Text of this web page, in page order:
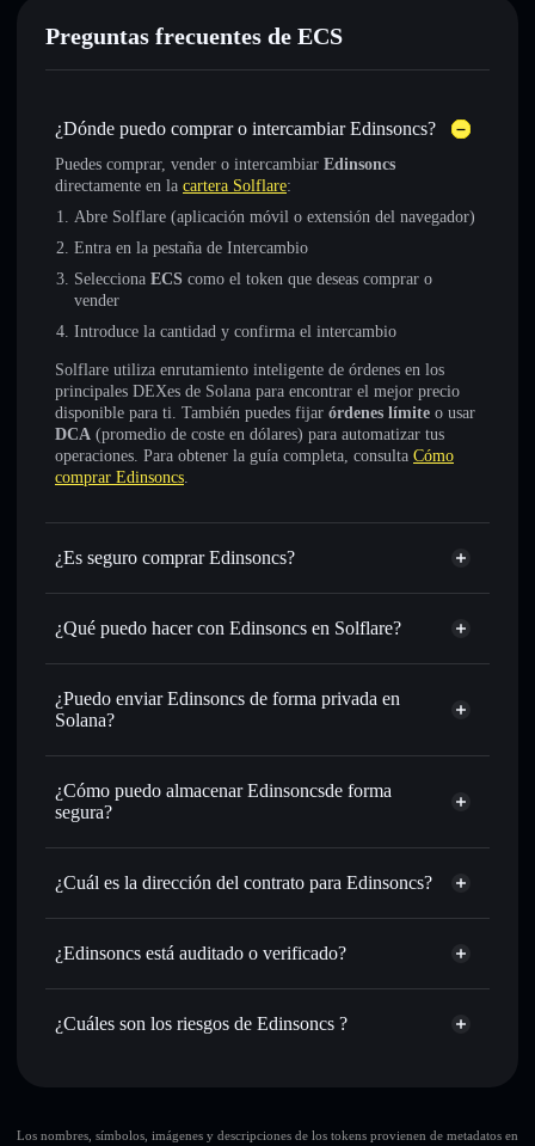
Preguntas frecuentes de ECS
¿Dónde puedo comprar o intercambiar Edinsoncs?
Puedes comprar, vender o intercambiar Edinsoncs
directamente en la cartera Solflare:
Abre Solflare (aplicación móvil o extensión del navegador)
Entra en la pestaña de Intercambio
Selecciona ECS como el token que deseas comprar o
vender
Introduce la cantidad y confirma el intercambio
Solflare utiliza enrutamiento inteligente de órdenes en los
principales DEXes de Solana para encontrar el mejor precio
disponible para ti. También puedes fijar órdenes límite o usar
DCA (promedio de coste en dólares) para automatizar tus
operaciones. Para obtener la guía completa, consulta Cómo
comprar Edinsoncs.
¿Es seguro comprar Edinsoncs?
Edinsoncs no está verificado
¿Qué puedo hacer con Edinsoncs en Solflare?
Edinsoncs
cartera de Solflare
Intercambiar al instante : operar con ECS para SOL,
USDC o miles de otros tokens de Solana con enrutamiento
tu precio objetivo para ECS
Utilizar DCA
largo del tiempo
Enviar de forma privada
: transferir ECS sin vincular
públicamente las carteras usando el agregador de privacidad
integrado de Solflare
Hacer un seguimiento en tiempo real: monitorizar el
ECS
Holdear de forma segura : almacenar ECS en una cartera
¿Puedo enviar Edinsoncs de forma privada en
Solana?
agregador de privacidad
Edinsoncs
¿Cómo puedo almacenar Edinsoncsde forma
segura?
Edinsoncs
agregador de privacidad
¿Cuál es la dirección del contrato para Edinsoncs?
Edinsoncs
¿Edinsoncs está auditado o verificado?
Edinsoncs no está verificado actualmente
¿Cuáles son los riesgos de Edinsoncs ?
10 principales carteras
Los nombres, símbolos, imágenes y descripciones de los tokens provienen de metadatos en